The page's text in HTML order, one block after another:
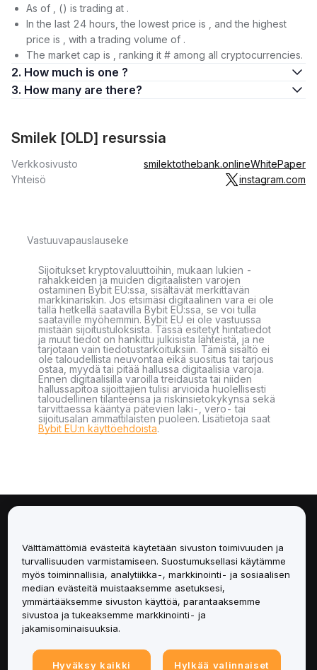
As of , () is trading at .
In the last 24 hours, the lowest price is , and the highest
price is , with a trading volume of .
The market cap is , ranking it # among all cryptocurrencies.
2. How much is one ?
3. How many are there?
Smilek [OLD] resurssia
Verkkosivusto smilektothebank.onlineWhitePaper
Yhteisö
instagram.com
Vastuuvapauslauseke
Sijoitukset kryptovaluuttoihin, mukaan lukien -
rahakkeiden ja muiden digitaalisten varojen
ostaminen Bybit EU:ssa, sisältävät merkittävän
markkinariskin. Jos etsimäsi digitaalinen vara ei ole
tällä hetkellä saatavilla Bybit EU:ssa, se voi tulla
saataville myöhemmin. Bybit EU ei ole vastuussa
mistään sijoitustuloksista. Tässä esitetyt hintatiedot
ja muut tiedot on hankittu julkisista lähteistä, ja ne
tarjotaan vain tiedotustarkoituksiin. Tämä sisältö ei
ole taloudellista neuvontaa eikä suositus tai tarjous
ostaa, myydä tai pitää hallussa digitaalisia varoja.
Ennen digitaalisilla varoilla treidausta tai niiden
hallussapitoa sijoittajien tulisi arvioida huolellisesti
taloudellinen tilanteensa ja riskinsietokykynsä sekä
tarvittaessa kääntyä pätevien laki-, vero- tai
sijoitusalan ammattilaisten puoleen. Lisätietoja saat
Bybit EU:n käyttöehdoista.
Palvelut
Tuki
Tuotteet
Lakiasiat
Välttämättömiä evästeitä käytetään sivuston toimivuuden ja
turvallisuuden varmistamiseen. Suostumuksellasi käytämme
myös toiminnallisia, analytiikka-, markkinointi- ja sosiaalisen
median evästeitä muistaaksemme asetuksesi,
ymmärtääksemme sivuston käyttöä, parantaaksemme
sivustoa ja tukeaksemme markkinointi- ja
jakamisominaisuuksia.
Hyväksy kaikki Hylkää valinnaiset